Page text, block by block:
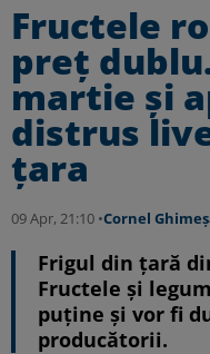
Fructele
preț
martie și
distrus
țara
09 Apr, 21:10 •Cornel
Frigul din țară
Fructele și
puține și vor fi
producătorii.